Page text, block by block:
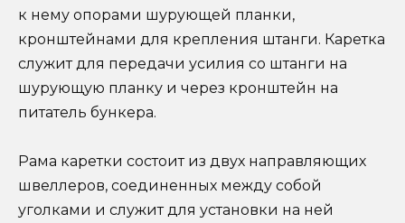
к нему опорами шурующей планки,
кронштейнами для крепления штанги. Каретка
служит для передачи усилия со штанги на
шурующую планку и через кронштейн на
питатель бункера.
Рама каретки состоит из двух направляющих
швеллеров, соединенных между собой
уголками и служит для установки на ней